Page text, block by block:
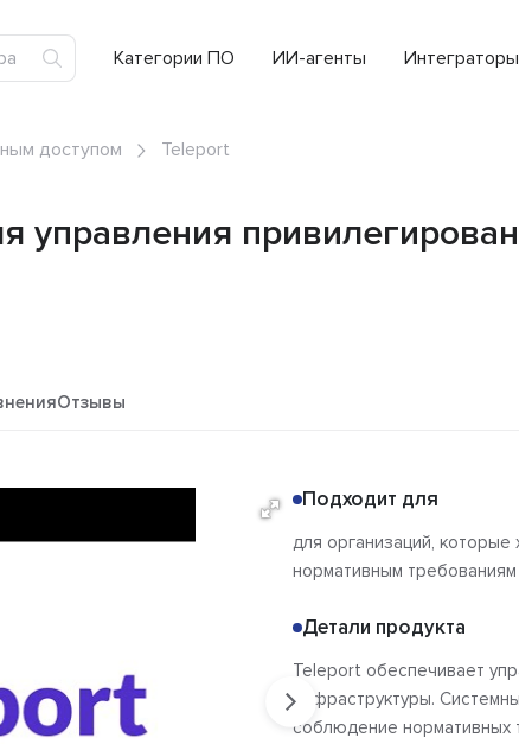
Категории ПО ИИ-агенты Интеграторы
доступом Teleport
управления
Отзывы
Подходит для
для организаций, которые
нормативным
Детали продукта
Teleport обеспечивает
инфраструктуры.
соблюдение нормативных